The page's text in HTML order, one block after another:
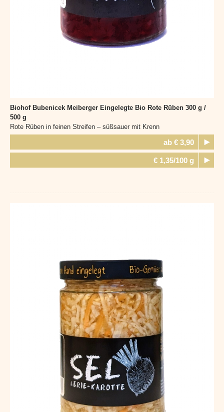
Biohof Bubenicek Meiberger Eingelegte Bio Rote Rüben 300 g /
500 g
Rote Rüben in feinen Streifen – süßsauer mit Krenn
ab € 3,90
€ 1,35/100 g